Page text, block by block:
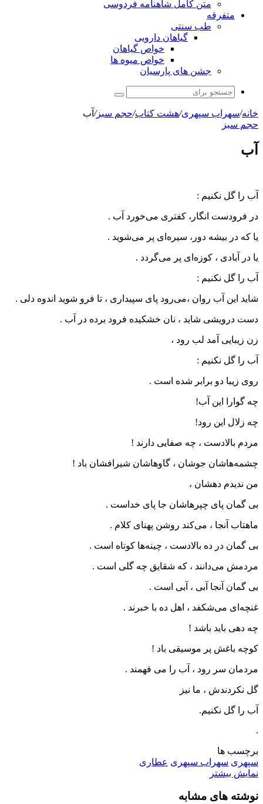
متن کامل شاهنامه فردوسی
متفرقه
طب سنتی
گیاهان دارویی
خواص گیاهان
خواص میوه ها
جشن های پارسیان
جستجو
خانه/سهراب سپهری/هشت کتاب/حجم سبز/ آب
حجم سبز
آب
آب را گل نکنیم :
در فرودست انگار، کفتری می‌خورد آب .
یا که در بیشه دور، سیره‌ای پر می‌شوید .
یا در آبادی ، کوزه‌ای پر می‌گردد .
آب را گل نکنیم :
شاید این آب روان ،می‌رود پای سپیداری ، تا فرو شوید اندوه دلی .
دست درویشی شاید ، نان خشکیده فرود برده در آب .
زن زیبایی آمد لب رود ،
آب را گل نکنیم :
روی زیبا دو برابر شده است .
چه گوارا این آب!
چه زلال این رود!
مردم بالادست ، چه صفایی دارند !
چشمه‌هاشان جوشان ، گاوهاشان شیرافشان باد !
من ندیدم دهشان ،
بی گمان پای چپرهاشان جا پای خداست .
ماهتاب آنجا ، می‌کند روشن پهنای کلام .
بی گمان در ده بالادست ، چینه‌ها کوتاه است .
مردمش می‌دانند ، که شقایق چه گلی است .
بی گمان آنجا آبی ، آبی است .
غنچه‌ای می‌شکفد ، اهل ده با خبرند .
چه دهی باید باشد !
کوچه باغش پر موسیقی باد !
مردمان سر رود ، آب را می فهمند .
گل نکردندش ، ما نیز
آب را گل نکنیم.
.
برچسب ها
سپهری سهراب سپهری عطاری
نمایش بیشتر
نوشته های مشابه